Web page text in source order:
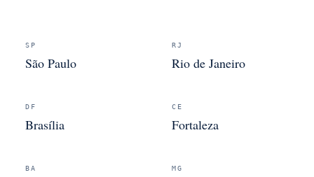
SP
São Paulo
RJ
Rio de Janeiro
DF
Brasília
CE
Fortaleza
BA MG